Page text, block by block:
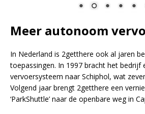
Meer autonoom
In Nederland is 2getthere ook al jaren
toepassingen. In 1997 bracht het bedrijf
vervoersysteem naar Schiphol, wat
Volgend jaar brengt 2getthere een
‘ParkShuttle’ naar de openbare weg in